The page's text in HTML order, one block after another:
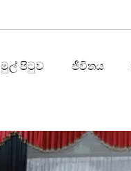
මුල් පිටුව ජීවිතය